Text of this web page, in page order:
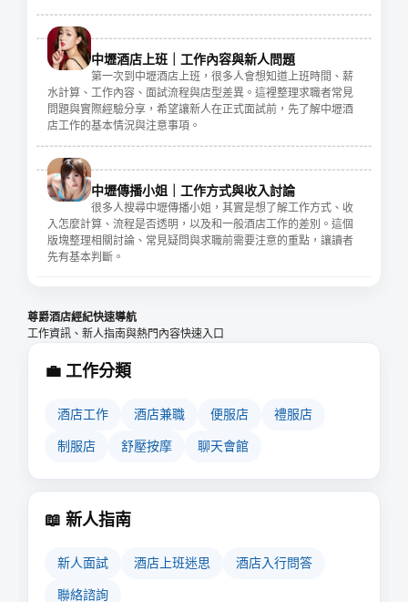
中壢酒店上班｜工作內容與新人問題
第一次到中壢酒店上班，很多人會想知道上班時間、薪
水計算、工作內容、面試流程與店型差異。這裡整理求職者常見
問題與實際經驗分享，希望讓新人在正式面試前，先了解中壢酒
店工作的基本情況與注意事項。
中壢傳播小姐｜工作方式與收入討論
很多人搜尋中壢傳播小姐，其實是想了解工作方式、收
入怎麼計算、流程是否透明，以及和一般酒店工作的差別。這個
版塊整理相關討論、常見疑問與求職前需要注意的重點，讓讀者
先有基本判斷。
尊爵酒店經紀快速導航
工作資訊、新人指南與熱門內容快速入口
💼 工作分類
酒店工作 酒店兼職 便服店 禮服店
制服店 舒壓按摩 聊天會館
📖 新人指南
新人面試 酒店上班迷思 酒店入行問答
聯絡諮詢